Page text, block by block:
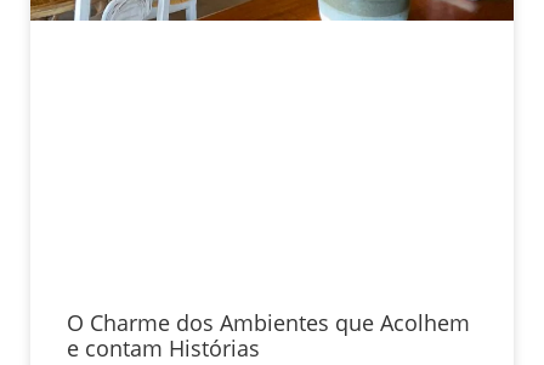
O Charme dos Ambientes que Acolhem
e contam Histórias